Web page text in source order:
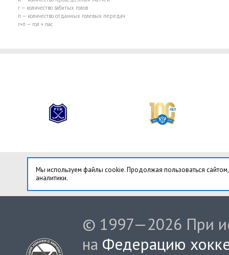
г — количество забитых голов
п — количество отданных голевых передач
г+п — гол + пас
Мы используем файлы cookie. Продолжая пользоваться
аналитики.
© 1997—2026 При
на Федерацию